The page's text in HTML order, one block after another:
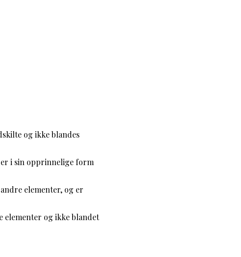
og ikke blandes
i sin opprinnelige form
elementer, og er
elementer og ikke blandet